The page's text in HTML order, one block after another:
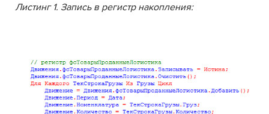
Листинг 1. Запись в регистр накопления: